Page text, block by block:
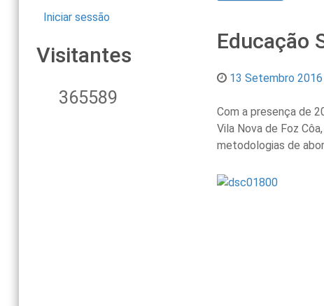
Iniciar sessão
Visitantes
365589
Educação
13 Setembro 2016
Com a presença de
Vila Nova de Foz
metodologias de